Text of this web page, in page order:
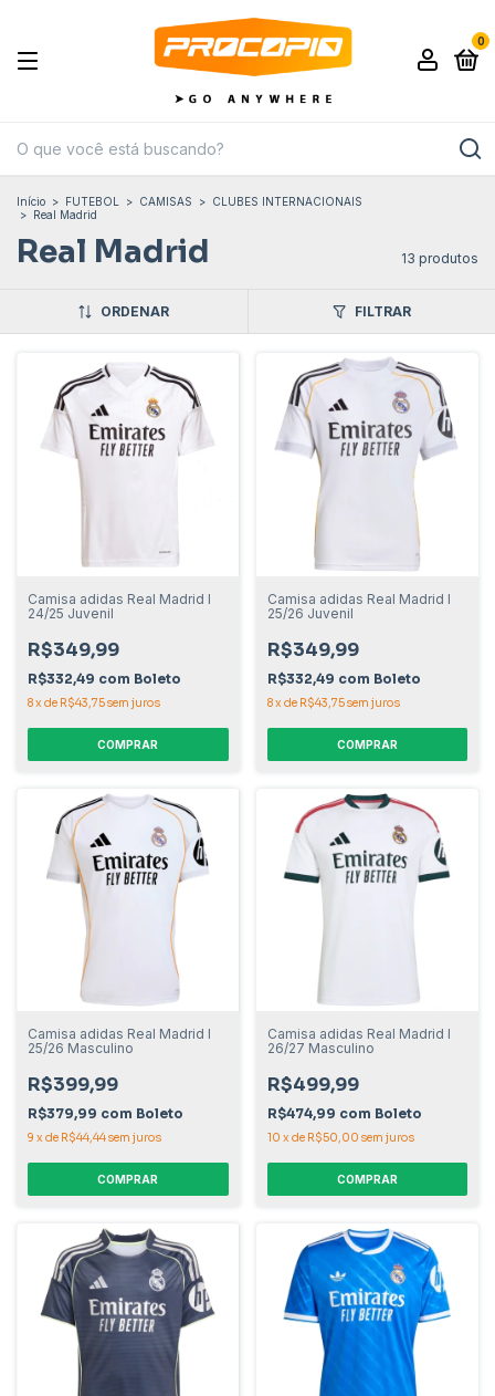
0
Início > FUTEBOL > CAMISAS > CLUBES INTERNACIONAIS
> Real Madrid
Real Madrid 13 produtos
ORDENAR FILTRAR
Camisa adidas Real Madrid I
24/25 Juvenil
R$349,99
R$332,49 com Boleto
8x de R$43,75sem juros
COMPRAR
Camisa adidas Real Madrid I
25/26 Juvenil
R$349,99
R$332,49 com Boleto
8x de R$43,75sem juros
COMPRAR
Camisa adidas Real Madrid I
25/26 Masculino
R$399,99
R$379,99 com Boleto
9 x de R$44,44sem juros
COMPRAR
Camisa adidas Real Madrid I
26/27 Masculino
R$499,99
R$474,99 com Boleto
10 x de R$50,00 sem juros
COMPRAR